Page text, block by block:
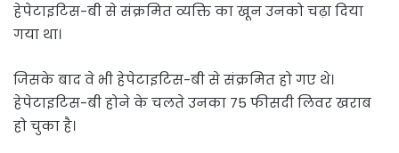
हेपेटाइटिस-बी से संक्रमित व्यक्ति का खून उनको चढ़ा दिया
गया था।
जिसके बाद वे भी हेपेटाइटिस-बी से संक्रमित हो गए थे।
हेपेटाइटिस-बी होने के चलते उनका 75 फीसदी लिवर खराब
हो चुका है।